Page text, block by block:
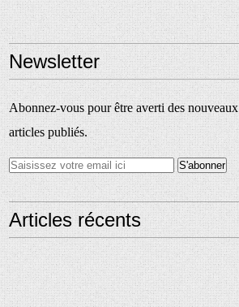
Newsletter
Abonnez-vous pour être averti des nouveaux
articles publiés.
Articles récents